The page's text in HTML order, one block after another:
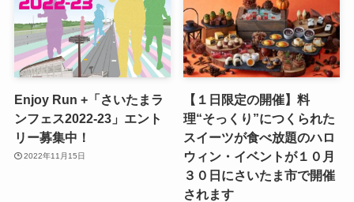
Enjoy Run +「さいたまラ
ンフェス2022-23」エント
リー募集中！
2022年11月15日
【１日限定の開催】料
理“そっくり”につくられた
スイーツが食べ放題のハロ
ウィン・イベントが１０月
３０日にさいたま市で開催
されます